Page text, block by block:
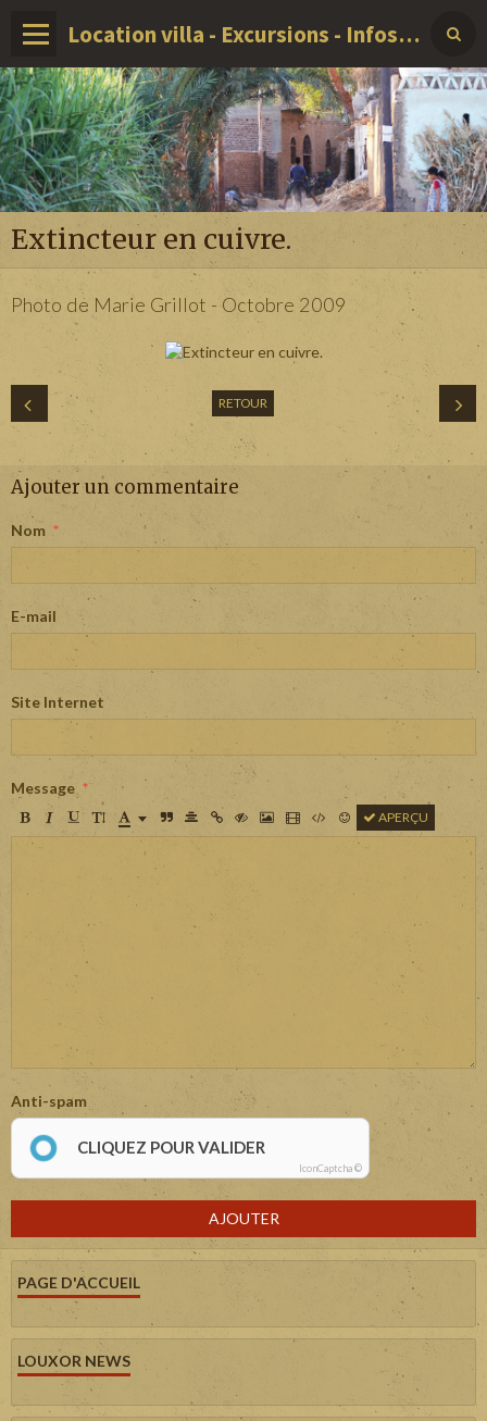
Location villa - Excursions - Infos sur LOUXOR - EGYPTE
Extincteur en cuivre.
Photo de Marie Grillot - Octobre 2009
RETOUR
Ajouter un commentaire
Nom
E-mail
Site Internet
Message
APERÇU
Anti-spam
CLIQUEZ POUR VALIDER
IconCaptcha ©
AJOUTER
PAGE D'ACCUEIL
LOUXOR NEWS